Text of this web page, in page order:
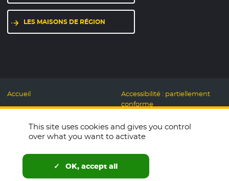
LES MAISONS DE RÉGION
Accueil
Mentions légales
Données personnelles et
Cookies
Espace presse
Télécharger le logo
Accessibilité : partiellement
conforme
Responsable
This site uses cookies and gives you control
over what you want to activate
OK, accept all